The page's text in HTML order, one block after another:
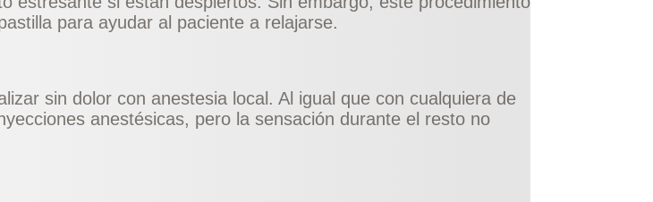
para ayudar al paciente a relajarse.
sin dolor con anestesia local. Al igual que con cualquiera de
anestésicas, pero la sensación durante el resto no